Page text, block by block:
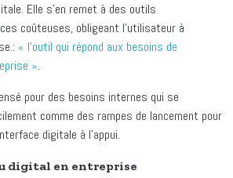
Elle s’en remet à des outils
coûteuses, obligeant l’utilisateur à
« l’outil qui répond aux besoins de
».
pour des besoins internes qui se
comme des rampes de lancement pour
digitale à l’appui.
digital en entreprise